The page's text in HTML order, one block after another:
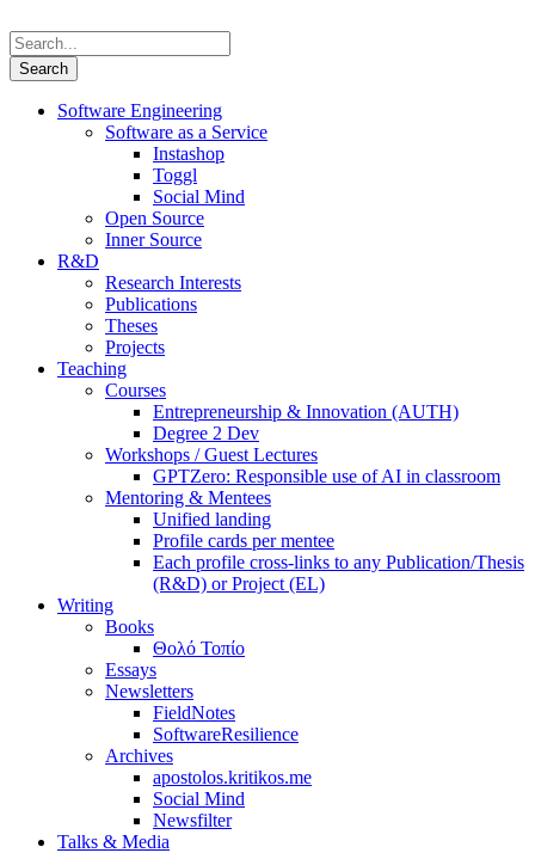
Software Engineering
Software as a Service
Instashop
Toggl
Social Mind
Open Source
Inner Source
R&D
Research Interests
Publications
Theses
Projects
Teaching
Courses
Entrepreneurship & Innovation (AUTH)
Degree 2 Dev
Workshops / Guest Lectures
GPTZero: Responsible use of AI in classroom
Mentoring & Mentees
Unified landing
Profile cards per mentee
Each profile cross-links to any Publication/Thesis
(R&D) or Project (EL)
Writing
Books
Θολό Τοπίο
Essays
Newsletters
FieldNotes
SoftwareResilience
Archives
apostolos.kritikos.me
Social Mind
Newsfilter
Talks & Media